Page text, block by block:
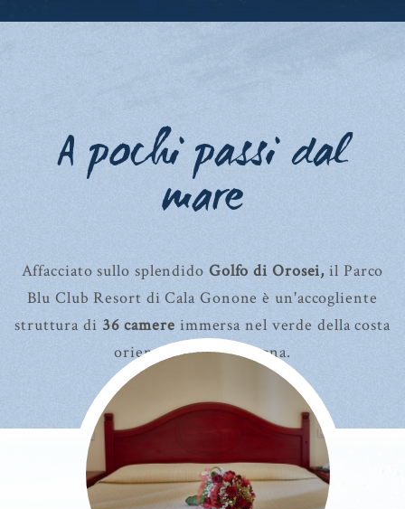
A pochi passi dal
mare
Affacciato sullo splendido Golfo di Orosei, il Parco
Blu Club Resort di Cala Gonone è un'accogliente
struttura di 36 camere immersa nel verde della costa
orientale della Sardegna.